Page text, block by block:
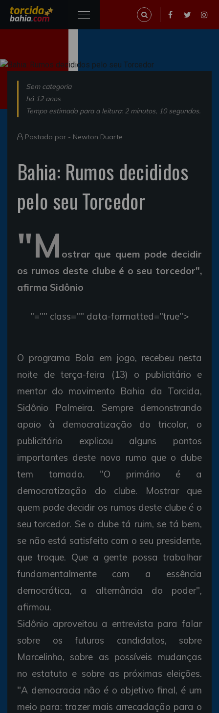
Sem categoria
há 12 anos
Tempo estimado para a leitura: 2 minutos, 10 segundos.
Postado por - Newton Duarte
Bahia: Rumos decididos
pelo seu Torcedor
"M ostrar que quem pode decidir
os rumos deste clube é o seu torcedor",
afirma Sidônio
"="" class="" data-formatted="true">
O programa Bola em jogo, recebeu nesta
noite de terça-feira (13) o publicitário e
mentor do movimento Bahia da Torcida,
Sidônio Palmeira. Sempre demonstrando
apoio à democratização do tricolor, o
publicitário explicou alguns pontos
importantes deste novo rumo que o clube
tem tomado. "O primário é a
democratização do clube. Mostrar que
quem pode decidir os rumos deste clube é o
seu torcedor. Se o clube tá ruim, se tá bem,
se não está satisfeito com o seu presidente,
que troque. Que a gente possa trabalhar
fundamentalmente com a essência
democrática, a alternância do poder",
afirmou.
Sidônio aproveitou a entrevista para falar
sobre os futuros candidatos, sobre
Marcelinho, sobre as possíveis mudanças
no estatuto e sobre as próximas eleições.
"A democracia não é o objetivo final, é um
meio para: trazer mais arrecadação para o